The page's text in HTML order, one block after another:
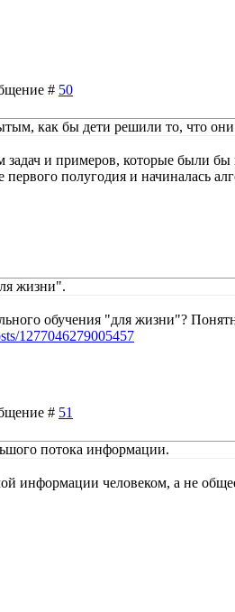
# 50
как бы дети решили то, что
задач и примеров, которые были
первого полугодия и начиналась
жизни".
обучения "для жизни"?
1277046279005457
# 51
потока информации.
информации человеком, а не